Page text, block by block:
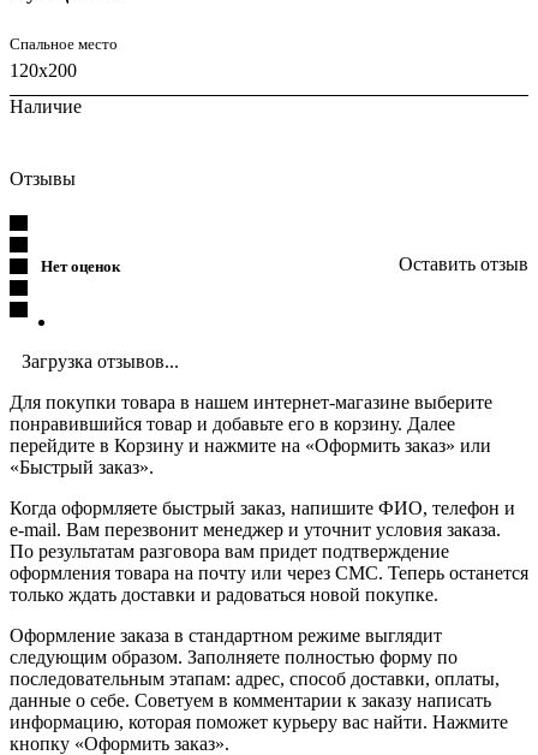
Спальное место
120x200
Наличие
Отзывы
Нет оценок Оставить отзыв
Загрузка отзывов...
Для покупки товара в нашем интернет-магазине выберите
понравившийся товар и добавьте его в корзину. Далее
перейдите в Корзину и нажмите на «Оформить заказ» или
«Быстрый заказ».
Когда оформляете быстрый заказ, напишите ФИО, телефон и
e-mail. Вам перезвонит менеджер и уточнит условия заказа.
По результатам разговора вам придет подтверждение
оформления товара на почту или через СМС. Теперь останется
только ждать доставки и радоваться новой покупке.
Оформление заказа в стандартном режиме выглядит
следующим образом. Заполняете полностью форму по
последовательным этапам: адрес, способ доставки, оплаты,
данные о себе. Советуем в комментарии к заказу написать
информацию, которая поможет курьеру вас найти. Нажмите
кнопку «Оформить заказ».